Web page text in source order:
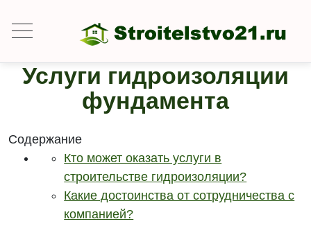
Услуги гидроизоляции
фундамента
Содержание
Кто может оказать услуги в
строительстве гидроизоляции?
Какие достоинства от сотрудничества с
компанией?